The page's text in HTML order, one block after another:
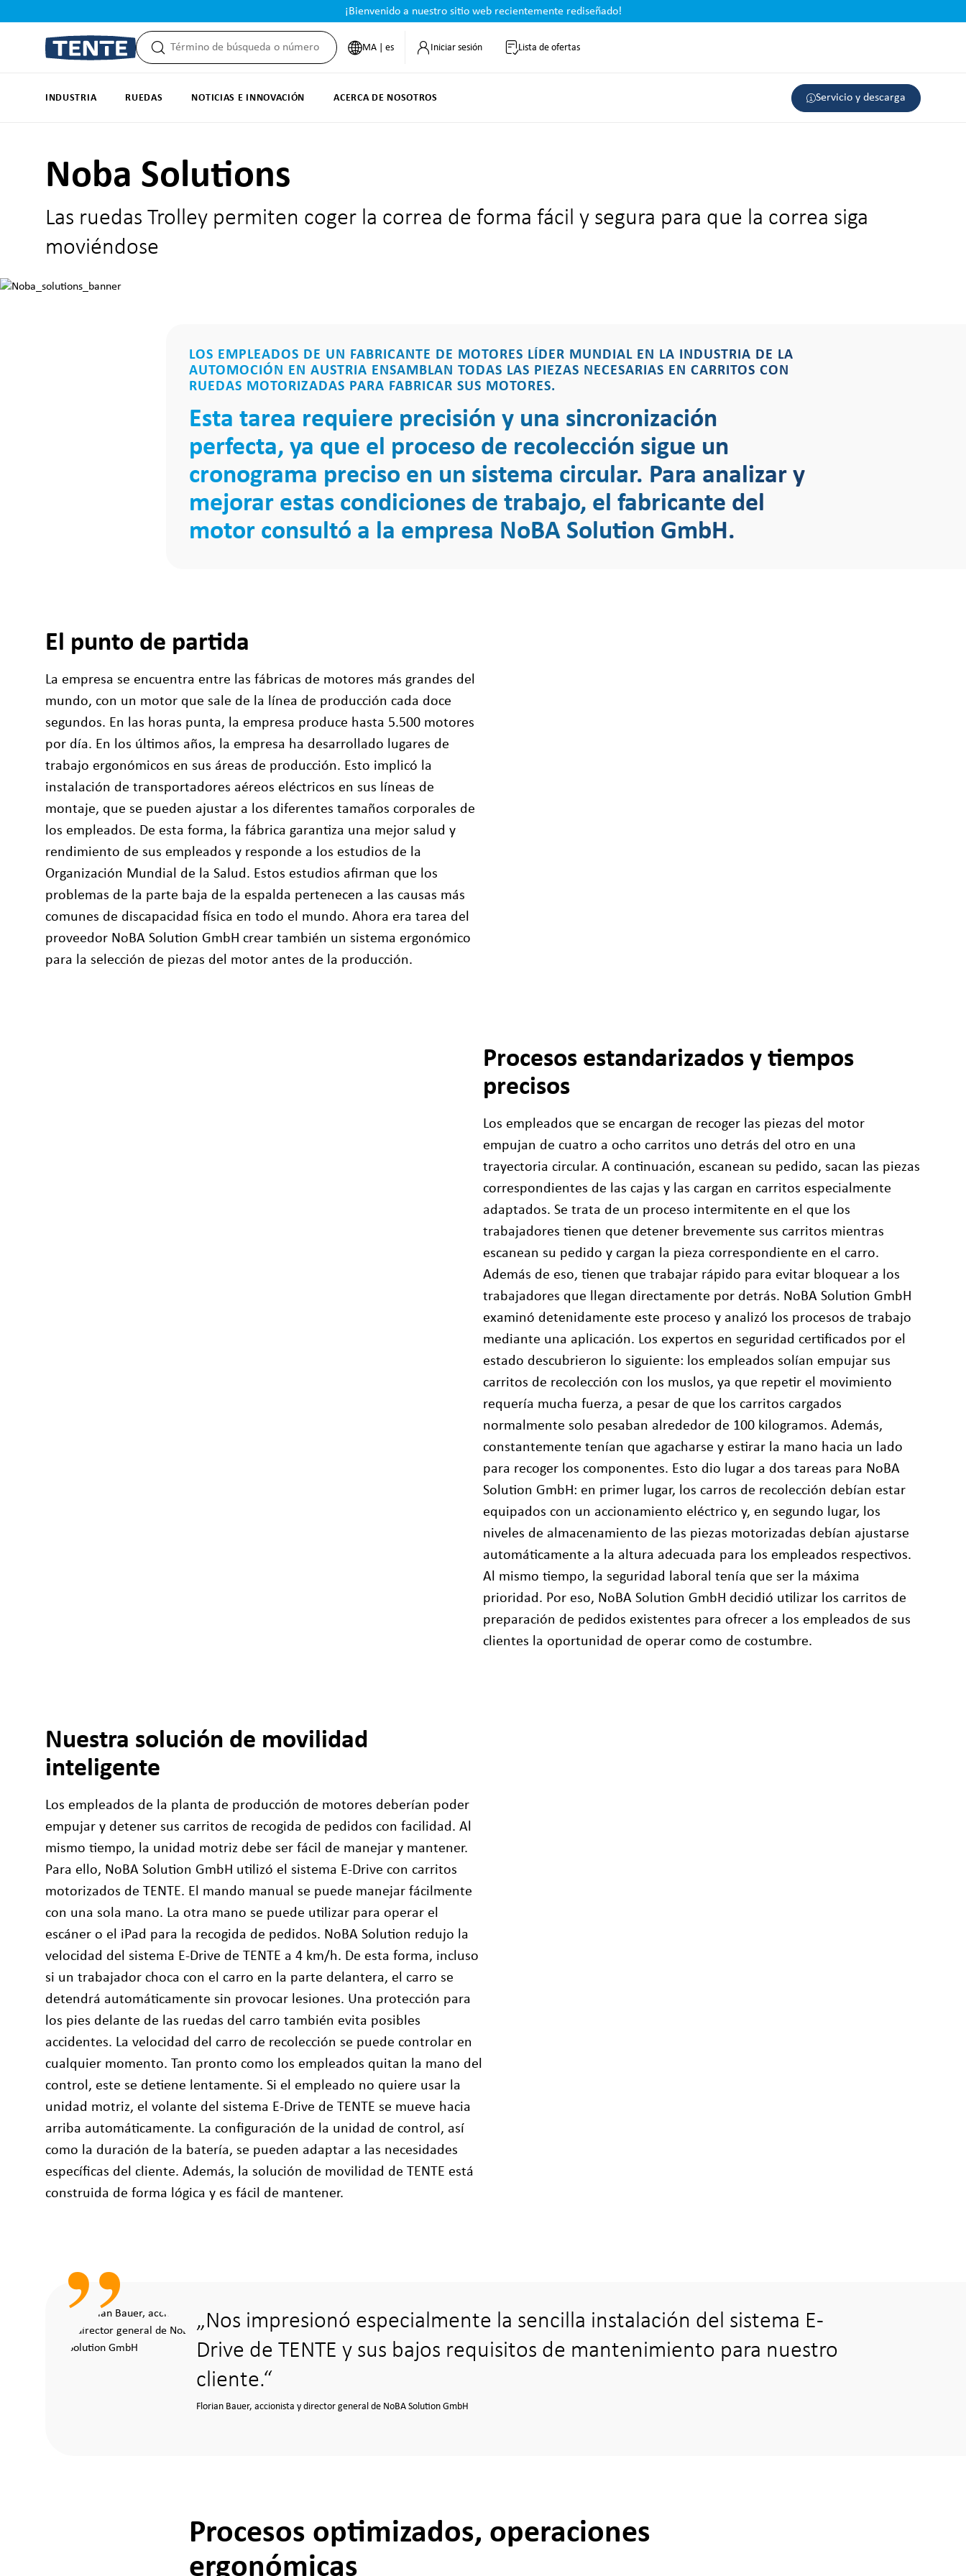
¡Bienvenido a nuestro sitio web recientemente rediseñado!
MA | es Iniciar sesión Lista de ofertas
INDUSTRIA RUEDAS NOTICIAS E INNOVACIÓN ACERCA DE NOSOTROS Servicio y descarga
Noba Solutions
Las ruedas Trolley permiten coger la correa de forma fácil y segura para que la correa siga
moviéndose
LOS EMPLEADOS DE UN FABRICANTE DE MOTORES LÍDER MUNDIAL EN LA INDUSTRIA DE LA
AUTOMOCIÓN EN AUSTRIA ENSAMBLAN TODAS LAS PIEZAS NECESARIAS EN CARRITOS CON
RUEDAS MOTORIZADAS PARA FABRICAR SUS MOTORES.
Esta tarea requiere precisión y una sincronización
perfecta, ya que el proceso de recolección sigue un
cronograma preciso en un sistema circular. Para analizar y
mejorar estas condiciones de trabajo, el fabricante del
motor consultó a la empresa NoBA Solution GmbH.
El punto de partida
La empresa se encuentra entre las fábricas de motores más grandes del
mundo, con un motor que sale de la línea de producción cada doce
segundos. En las horas punta, la empresa produce hasta 5.500 motores
por día. En los últimos años, la empresa ha desarrollado lugares de
trabajo ergonómicos en sus áreas de producción. Esto implicó la
instalación de transportadores aéreos eléctricos en sus líneas de
montaje, que se pueden ajustar a los diferentes tamaños corporales de
los empleados. De esta forma, la fábrica garantiza una mejor salud y
rendimiento de sus empleados y responde a los estudios de la
Organización Mundial de la Salud. Estos estudios afirman que los
problemas de la parte baja de la espalda pertenecen a las causas más
comunes de discapacidad física en todo el mundo. Ahora era tarea del
proveedor NoBA Solution GmbH crear también un sistema ergonómico
para la selección de piezas del motor antes de la producción.
Procesos estandarizados y tiempos
precisos
Los empleados que se encargan de recoger las piezas del motor
empujan de cuatro a ocho carritos uno detrás del otro en una
trayectoria circular. A continuación, escanean su pedido, sacan las piezas
correspondientes de las cajas y las cargan en carritos especialmente
adaptados. Se trata de un proceso intermitente en el que los
trabajadores tienen que detener brevemente sus carritos mientras
escanean su pedido y cargan la pieza correspondiente en el carro.
Además de eso, tienen que trabajar rápido para evitar bloquear a los
trabajadores que llegan directamente por detrás. NoBA Solution GmbH
examinó detenidamente este proceso y analizó los procesos de trabajo
mediante una aplicación. Los expertos en seguridad certificados por el
estado descubrieron lo siguiente: los empleados solían empujar sus
carritos de recolección con los muslos, ya que repetir el movimiento
requería mucha fuerza, a pesar de que los carritos cargados
normalmente solo pesaban alrededor de 100 kilogramos. Además,
constantemente tenían que agacharse y estirar la mano hacia un lado
para recoger los componentes. Esto dio lugar a dos tareas para NoBA
Solution GmbH: en primer lugar, los carros de recolección debían estar
equipados con un accionamiento eléctrico y, en segundo lugar, los
niveles de almacenamiento de las piezas motorizadas debían ajustarse
automáticamente a la altura adecuada para los empleados respectivos.
Al mismo tiempo, la seguridad laboral tenía que ser la máxima
prioridad. Por eso, NoBA Solution GmbH decidió utilizar los carritos de
preparación de pedidos existentes para ofrecer a los empleados de sus
clientes la oportunidad de operar como de costumbre.
Nuestra solución de movilidad
inteligente
Los empleados de la planta de producción de motores deberían poder
empujar y detener sus carritos de recogida de pedidos con facilidad. Al
mismo tiempo, la unidad motriz debe ser fácil de manejar y mantener.
Para ello, NoBA Solution GmbH utilizó el sistema E-Drive con carritos
motorizados de TENTE. El mando manual se puede manejar fácilmente
con una sola mano. La otra mano se puede utilizar para operar el
escáner o el iPad para la recogida de pedidos. NoBA Solution redujo la
velocidad del sistema E-Drive de TENTE a 4 km/h. De esta forma, incluso
si un trabajador choca con el carro en la parte delantera, el carro se
detendrá automáticamente sin provocar lesiones. Una protección para
los pies delante de las ruedas del carro también evita posibles
accidentes. La velocidad del carro de recolección se puede controlar en
cualquier momento. Tan pronto como los empleados quitan la mano del
control, este se detiene lentamente. Si el empleado no quiere usar la
unidad motriz, el volante del sistema E-Drive de TENTE se mueve hacia
arriba automáticamente. La configuración de la unidad de control, así
como la duración de la batería, se pueden adaptar a las necesidades
específicas del cliente. Además, la solución de movilidad de TENTE está
construida de forma lógica y es fácil de mantener.
Nos impresionó especialmente la sencilla instalación del sistema E-
Drive de TENTE y sus bajos requisitos de mantenimiento para nuestro
cliente.
Florian Bauer, accionista y director general de NoBA Solution GmbH
Procesos optimizados, operaciones
ergonómicas